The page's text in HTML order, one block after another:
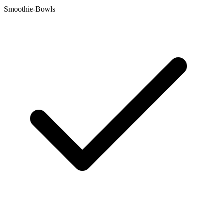
Smoothie-Bowls